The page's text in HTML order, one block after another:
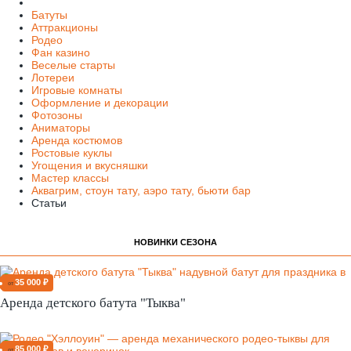
Батуты
Аттракционы
Родео
Фан казино
Веселые старты
Лотереи
Игровые комнаты
Оформление и декорации
Фотозоны
Аниматоры
Аренда костюмов
Ростовые куклы
Угощения и вкусняшки
Мастер классы
Аквагрим, стоун тату, аэро тату, бьюти бар
Статьи
НОВИНКИ СЕЗОНА
от 35 000 ₽
Аренда детского батута "Тыква"
от 85 000 ₽